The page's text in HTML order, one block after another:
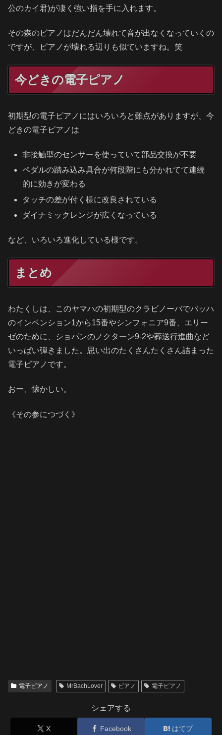
公のカイ君)が凄く強い指を手に入れます。
その森のピアノはだんだん壊れて音が出なくなっていくの
ですが、ピアノが壊れる辺りも似ていますね。笑
今どきの電子ピアノ
初期型の電子ピアノにはいろいろと難点がありますが、今
どきの電子ピアノは
非接触型のセンサーを使っていて部品交換が不要
ペダルの踏み込み具合が何段階にも分かれてて連続
的に効きが変わる
タッチの差が付く様に改良されている
ダイナミックレンジが広くなっている
など、いろいろ進化している様です。
まとめ
わたくしは、このヤマハの初期型のクラビノーバでバッハ
のインベンション1から15番やシンフォニア9番、エリー
ゼのために、ショパンのノクターン9-2や葬送行進曲など
いっぱい弾きました。思い出のたくさんたくさん詰まった
電子ピアノです。
おー、懐かしい。
《その参につづく》
電子ピアノ MrBachLover ピアノ 電子ピアノ
シェアする
X Facebook はてブ